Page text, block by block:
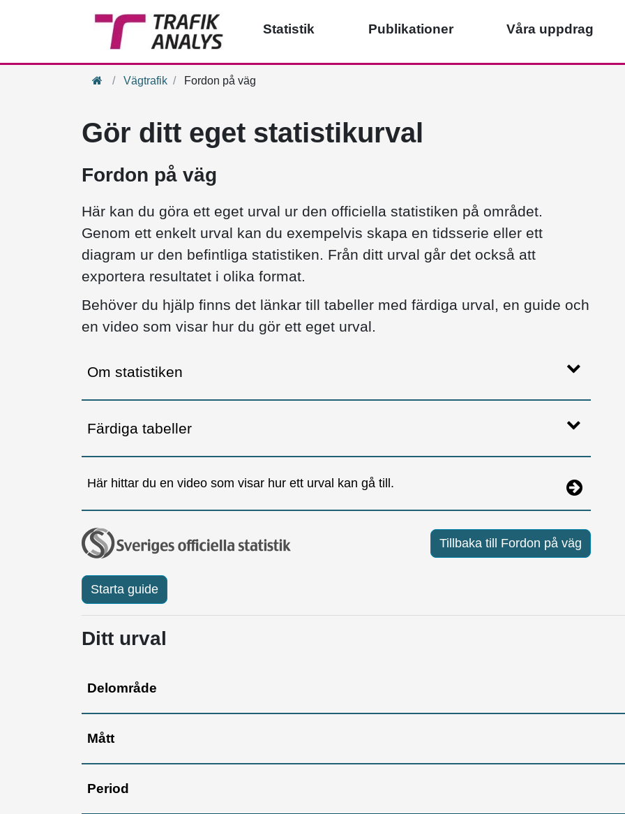
Statistik Publikationer Våra uppdrag
HemVägtrafik Fordon på väg
Gör ditt eget statistikurval
Fordon på väg
Här kan du göra ett eget urval ur den officiella statistiken på området.
Genom ett enkelt urval kan du exempelvis skapa en tidsserie eller ett
diagram ur den befintliga statistiken. Från ditt urval går det också att
exportera resultatet i olika format.
Behöver du hjälp finns det länkar till tabeller med färdiga urval, en guide och
en video som visar hur du gör ett eget urval.
Om statistiken
Färdiga tabeller
Här hittar du en video som visar hur ett urval kan gå till.
Tillbaka till Fordon på väg
Starta guide
Ditt urval
Delområde
Mått
Period